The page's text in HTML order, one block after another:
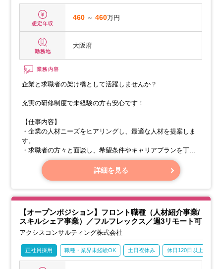
想定年収
460 ～460万円
勤務地
大阪府
業務内容
企業と求職者の架け橋として活躍しませんか？
充実の研修制度で未経験の方も安心です！
【仕事内容】
・企業の人材ニーズをヒアリングし、最適な人材を提案しま
す。
・求職者の方々と面談し、希望条件やキャリアプランを丁寧
に伺います。
・派遣スタッフの方々が安心して就業できるよう、就業前後
のフォローや、派遣先企業との調整を行います。
詳細を見る
【オープンポジション】フロント職種（人材紹介事業/
スキルシェア事業）／フルフレックス／週3リモート可
アクシスコンサルティング株式会社
正社員採用 職種・業界未経験OK 土日祝休み 休日120日以上